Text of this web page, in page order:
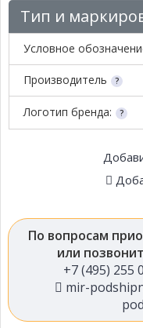
Тип и
Условное
Производитель
Логотип бренда:
По вопросам
или
+7 (495) 255
mir-